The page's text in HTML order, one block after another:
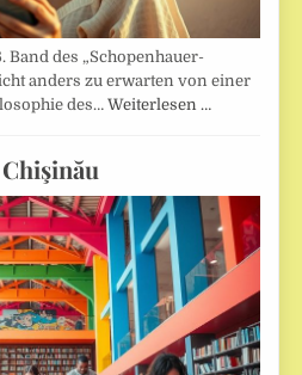
Band des „Schopenhauer-
anders zu erwarten von einer
des…Weiterlesen …